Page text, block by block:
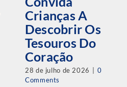
Crianças A
Descobrir Os
Tesouros Do
Coração
28 de julho de 2026
0
Comments